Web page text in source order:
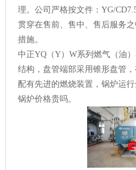
理。公司严格按文件：YG/
贯穿在售前、售中、售后服务
措施。
中正YQ（Y）W系列燃气（油
结构，盘管端部采用锥形盘管
配有先进的燃烧装置，锅炉运
锅炉价格贵吗。